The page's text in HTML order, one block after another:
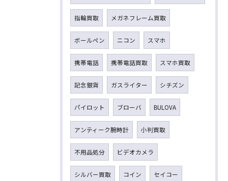
指輪買取 メガネフレーム買取
ボールペン ニコン スマホ
携帯電話 携帯電話買取 スマホ買取
記念銀貨 ガスライター シチズン
パイロット ブローバ BULOVA
アンティーク腕時計 小判買取
不用品処分 ビデオカメラ
シルバー買取 コイン セイコー